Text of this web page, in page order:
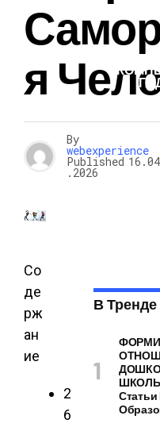
Я
By
webexperience
Published 16.04
.2026
Со
де
рж
ан
ие
2
6
В Тренде